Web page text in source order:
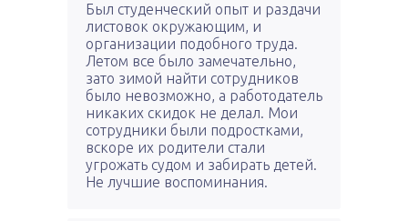
Был студенческий опыт и раздачи
листовок окружающим, и
организации подобного труда.
Летом все было замечательно,
зато зимой найти сотрудников
было невозможно, а работодатель
никаких скидок не делал. Мои
сотрудники были подростками,
вскоре их родители стали
угрожать судом и забирать детей.
Не лучшие воспоминания.